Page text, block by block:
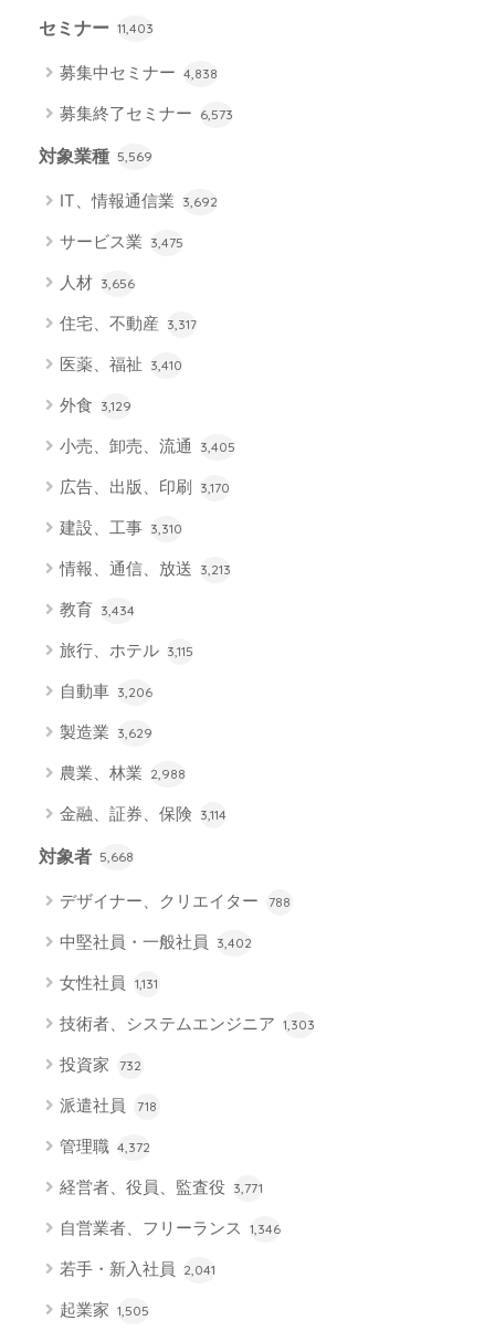
セミナー 11,403
募集中セミナー 4,838
募集終了セミナー 6,573
対象業種 5,569
IT、情報通信業 3,692
サービス業 3,475
人材 3,656
住宅、不動産 3,317
医薬、福祉 3,410
外食 3,129
小売、卸売、流通 3,405
広告、出版、印刷 3,170
建設、工事 3,310
情報、通信、放送 3,213
教育 3,434
旅行、ホテル 3,115
自動車 3,206
製造業 3,629
農業、林業 2,988
金融、証券、保険 3,114
対象者 5,668
デザイナー、クリエイター 788
中堅社員・一般社員 3,402
女性社員 1,131
技術者、システムエンジニア 1,303
投資家 732
派遣社員 718
管理職 4,372
経営者、役員、監査役 3,771
自営業者、フリーランス 1,346
若手・新入社員 2,041
起業家 1,505